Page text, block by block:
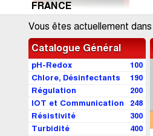
FRANCE
Vous êtes actuellement dans
Catalogue Général
100
pH-Redox
190
Chlore, Désinfectants
200
Régulation
248
IOT et Communication
300
Résistivité
400
Turbidité